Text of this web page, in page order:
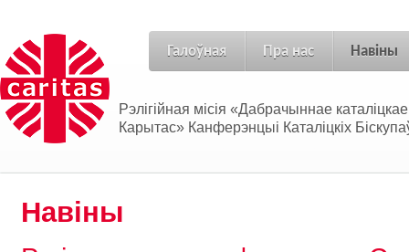
Галоўная Пра нас Навіны
Рэлігійная місія «Дабрачыннае
Карытас» Канферэнцыі Каталіцкіх
Навіны